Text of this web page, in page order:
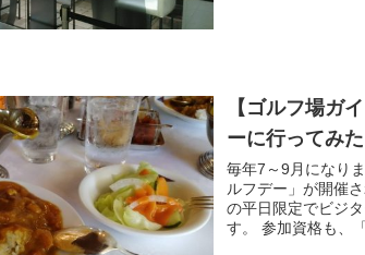
【ゴルフ場ガ
ーに行ってみた
毎年7～9月になり
ルフデー」が開催
の平日限定でビジ
す。 参加資格も、